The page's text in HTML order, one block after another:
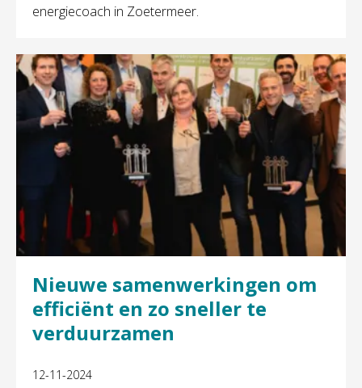
energiecoach in Zoetermeer.
Nieuwe samenwerkingen om
efficiënt en zo sneller te
verduurzamen
12-11-2024